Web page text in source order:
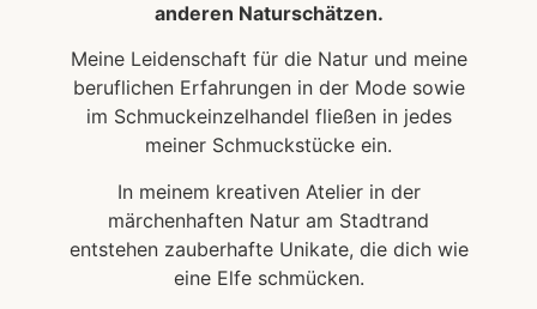
anderen Naturschätzen.
Meine Leidenschaft für die Natur und meine
beruflichen Erfahrungen in der Mode sowie
im Schmuckeinzelhandel fließen in jedes
meiner Schmuckstücke ein.
In meinem kreativen Atelier in der
märchenhaften Natur am Stadtrand
entstehen zauberhafte Unikate, die dich wie
eine Elfe schmücken.